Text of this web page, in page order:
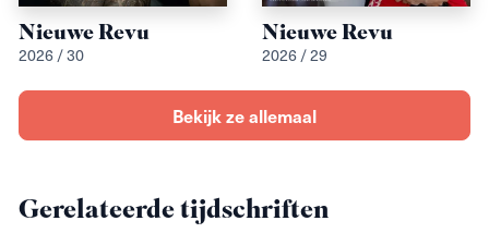
Nieuwe Revu
2026 / 30
Nieuwe Revu
2026 / 29
Bekijk ze allemaal
Gerelateerde tijdschriften